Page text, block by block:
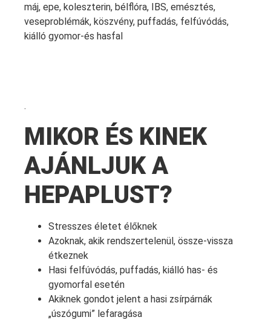
máj, epe, koleszterin, bélflóra, IBS, emésztés,
veseproblémák, köszvény, puffadás, felfúvódás,
kiálló gyomor-és hasfal
.
MIKOR ÉS KINEK
AJÁNLJUK A
HEPAPLUST?
Stresszes életet élőknek
Azoknak, akik rendszertelenül, össze-vissza
étkeznek
Hasi felfúvódás, puffadás, kiálló has- és
gyomorfal esetén
Akiknek gondot jelent a hasi zsírpárnák
„úszógumi” lefaragása